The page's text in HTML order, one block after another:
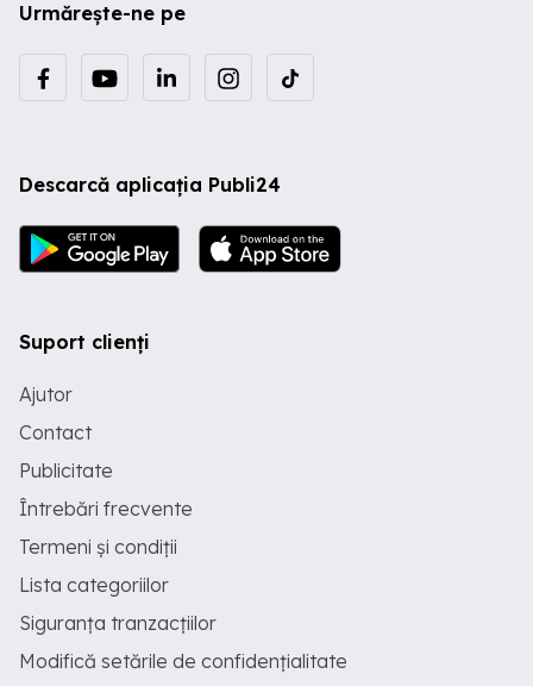
Urmărește-ne pe
Descarcă aplicația Publi24
Suport clienți
Ajutor
Contact
Publicitate
Întrebări frecvente
Termeni și condiții
Lista categoriilor
Siguranța tranzacțiilor
Modifică setările de confidențialitate